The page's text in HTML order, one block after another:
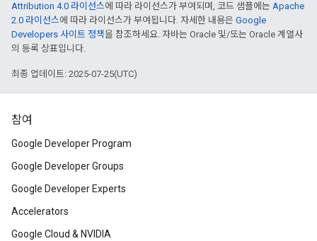
Attribution 4.0 라이선스에 따라 라이선스가 부여되며, 코드 샘플에는 Apache
2.0 라이선스에 따라 라이선스가 부여됩니다. 자세한 내용은 Google
Developers 사이트 정책을 참조하세요. 자바는 Oracle 및/또는 Oracle 계열사
의 등록 상표입니다.
최종 업데이트: 2025-07-25(UTC)
참여
Google Developer Program
Google Developer Groups
Google Developer Experts
Accelerators
Google Cloud & NVIDIA